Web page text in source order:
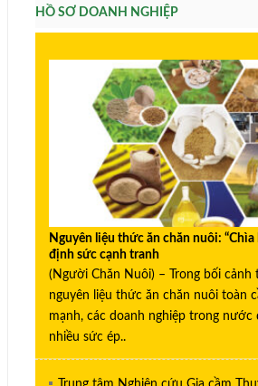
HỒ SƠ DOANH NGHIỆP
Nguyên liệu thức ăn chăn nuôi: “Chìa
định sức cạnh tranh
(Người Chăn Nuôi) – Trong bối
nguyên liệu thức ăn chăn nuôi toàn
mạnh, các doanh nghiệp trong
nhiều sức ép..